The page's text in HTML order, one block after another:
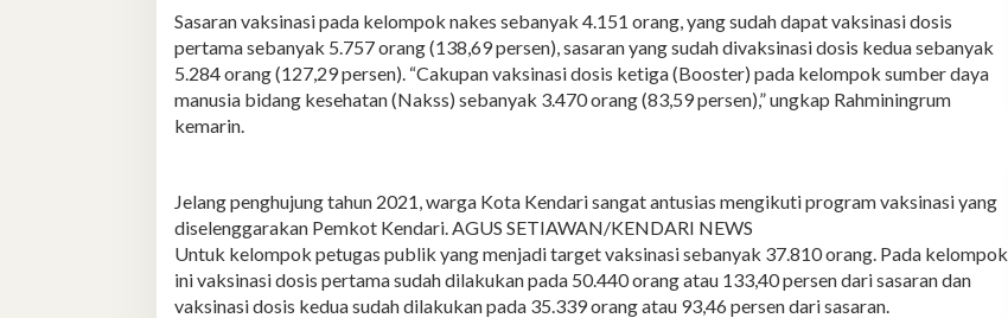
Sasaran vaksinasi pada kelompok nakes sebanyak 4.151 orang, yang sudah dapat vaksinasi dosis
pertama sebanyak 5.757 orang (138,69 persen), sasaran yang sudah divaksinasi dosis kedua sebanyak
5.284 orang (127,29 persen). “Cakupan vaksinasi dosis ketiga (Booster) pada kelompok sumber daya
manusia bidang kesehatan (Nakss) sebanyak 3.470 orang (83,59 persen),” ungkap Rahminingrum
kemarin.
Jelang penghujung tahun 2021, warga Kota Kendari sangat antusias mengikuti program vaksinasi yang
diselenggarakan Pemkot Kendari. AGUS SETIAWAN/KENDARI NEWS
Untuk kelompok petugas publik yang menjadi target vaksinasi sebanyak 37.810 orang. Pada kelompok
ini vaksinasi dosis pertama sudah dilakukan pada 50.440 orang atau 133,40 persen dari sasaran dan
vaksinasi dosis kedua sudah dilakukan pada 35.339 orang atau 93,46 persen dari sasaran.